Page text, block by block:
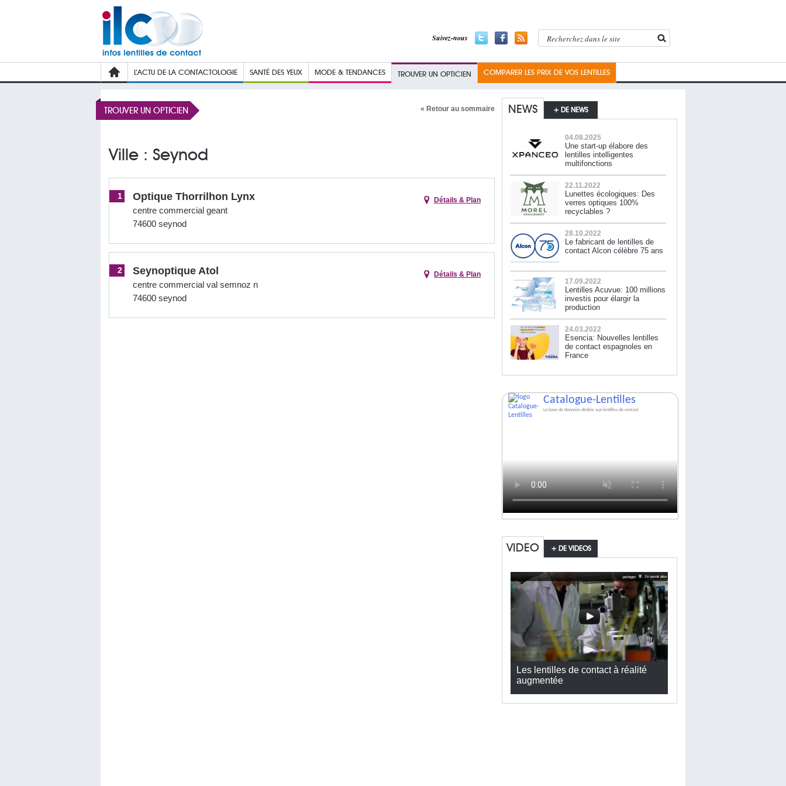
Suivez-nous
L’ACTU DE LA CONTACTOLOGIE SANTÉ DES YEUX MODE & TENDANCES TROUVER UN OPTICIEN COMPARER LES PRIX DE VOS LENTILLES
TROUVER UN OPTICIEN « Retour au sommaire
Ville : Seynod
1 Optique Thorrilhon Lynx
centre commercial geant
74600 seynod
Détails & Plan
2 Seynoptique Atol
centre commercial val semnoz n
74600 seynod
Détails & Plan
NEWS + DE NEWS
04.08.2025
Une start-up élabore des
lentilles intelligentes
multifonctions
22.11.2022
Lunettes écologiques: Des
verres optiques 100%
recyclables ?
28.10.2022
Le fabricant de lentilles de
contact Alcon célèbre 75 ans
17.09.2022
Lentilles Acuvue: 100 millions
investis pour élargir la
production
24.03.2022
Esencia: Nouvelles lentilles
de contact espagnoles en
France
Catalogue-Lentilles
La base de données dédiée aux lentilles de contact
VIDEO + DE VIDEOS
Les lentilles de contact à réalité
augmentée